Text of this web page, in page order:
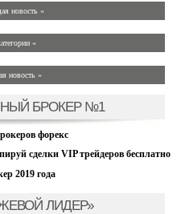
новость «
«
новость »
БРОКЕР №1
форекс
сделки VIP трейдеров бесплатно
2019 года
ЛИДЕР»